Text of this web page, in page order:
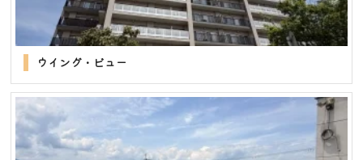
ウイング・ビュー